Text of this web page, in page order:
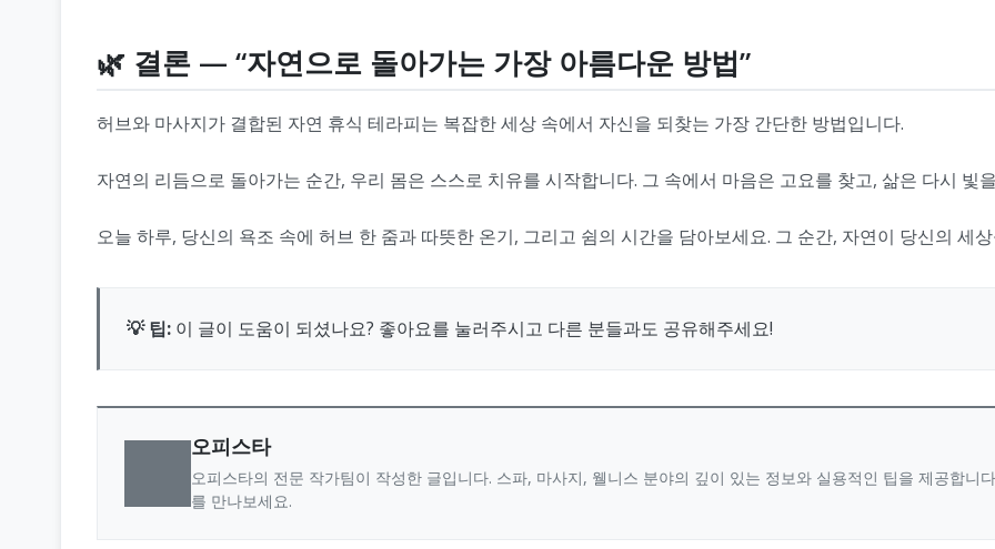
🌿 결론 — “자연으로 돌아가는 가장 아름다운 방법”
허브와 마사지가 결합된 자연 휴식 테라피는 복잡한 세상 속에서 자신을 되찾는 가장 간단한 방법입니다.
자연의 리듬으로 돌아가는 순간, 우리 몸은 스스로 치유를 시작합니다. 그 속에서 마음은 고요를 찾고, 삶은 다시 빛
오늘 하루, 당신의 욕조 속에 허브 한 줌과 따뜻한 온기, 그리고 쉼의 시간을 담아보세요. 그 순간, 자연이 당신의 세
💡 팁: 이 글이 도움이 되셨나요? 좋아요를 눌러주시고 다른 분들과도 공유해주세요!
오피스타
오피스타의 전문 작가팀이 작성한 글입니다. 스파, 마사지, 웰니스 분야의 깊이 있는 정보와 실용적인 팁을 제공합니
를 만나보세요.